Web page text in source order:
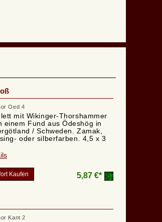
Oed 4
mit Wikinger-Thorshammer
einem Fund aus Ödeshög in
/ Schweden. Zamak,
oder silberfarben. 4,5 x 3
Kaufen 5,87 €*
Kant 2